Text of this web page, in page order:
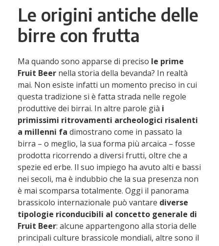
Le origini antiche delle
birre con frutta
Ma quando sono apparse di preciso le prime
Fruit Beer nella storia della bevanda? In realtà
mai. Non esiste infatti un momento preciso in cui
questa tradizione si è fatta strada nelle regole
produttive dei birrai. In altre parole già i
primissimi ritrovamenti archeologici risalenti
a millenni fa dimostrano come in passato la
birra – o meglio, la sua forma più arcaica – fosse
prodotta ricorrendo a diversi frutti, oltre che a
spezie ed erbe. Il suo impiego ha avuto alti e bassi
nei secoli, ma è indubbio che la sua presenza non
è mai scomparsa totalmente. Oggi il panorama
brassicolo internazionale può vantare diverse
tipologie riconducibili al concetto generale di
Fruit Beer: alcune appartengono alla storia delle
principali culture brassicole mondiali, altre sono il